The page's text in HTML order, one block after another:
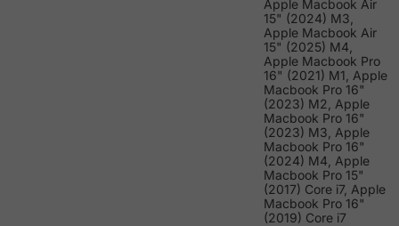
Apple Macbook Air
15" (2024) M3,
Apple Macbook Air
15" (2025) M4,
Apple Macbook Pro
16" (2021) M1, Apple
Macbook Pro 16"
(2023) M2, Apple
Macbook Pro 16"
(2023) M3, Apple
Macbook Pro 16"
(2024) M4, Apple
Macbook Pro 15"
(2017) Core i7, Apple
Macbook Pro 16"
(2019) Core i7